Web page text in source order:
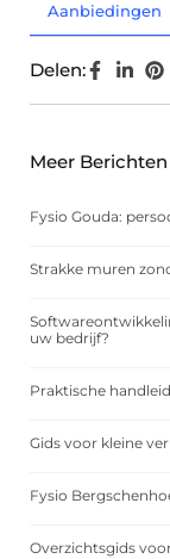
Aanbiedingen
Delen:
Meer Berichten
Fysio Gouda:
Strakke muren
uw bedrijf?
Praktische
Gids voor kleine
Fysio
Overzichtsgids